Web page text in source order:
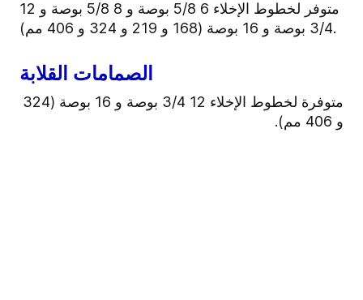
متوفر لخطوط الإخلاء 6 5/8 بوصة و 8 5/8 بوصة و 12
3/4 بوصة و 16 بوصة (168 و 219 و 324 و 406 مم).
الصمامات القلابة
متوفرة لخطوط الإخلاء 12 3/4 بوصة و 16 بوصة (324
و 406 مم).